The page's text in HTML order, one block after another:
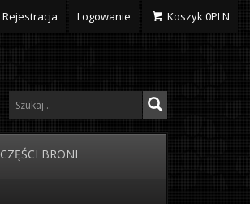
Rejestracja Logowanie Koszyk0PLN
CZĘŚCI BRONI